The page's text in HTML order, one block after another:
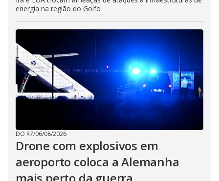
energia na região do Golfo
DO R7/06/08/2026
Drone com explosivos em
aeroporto coloca a Alemanha